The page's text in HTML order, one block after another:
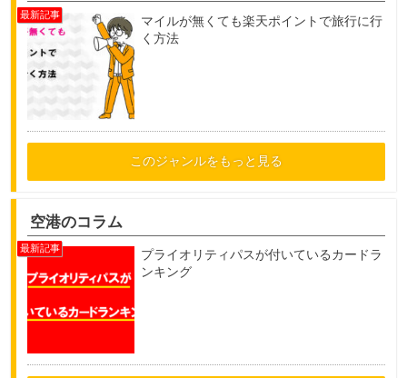
マイルが無くても楽天ポイントで旅行に行
く方法
このジャンルをもっと見る
空港のコラム
プライオリティパスが付いているカードラ
ンキング